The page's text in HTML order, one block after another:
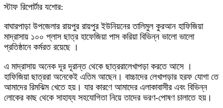
স্টাফ রিপোর্টার যশোর:
বাঘারপাড়া উপজেলার রায়পুর রায়পুর ইউনিয়নের তালিমুল কুরআন হাফিজিয়া
মাদ্রাসায় ১০০ প্লাস ছাত্র হাফেজিয়া পাস করিয়া বিভিন্ন ভালো ভালো
প্রতিষ্ঠানে কর্মরত রয়েছে ।
এ মাদ্রাসায় অনেক দূর দূরান্ত থেকে ছাত্ররালেখাপড়া করতে আসে ।
হাফিজিয়া ছাত্ররা অনেকেই এতিম আছেন। বাচ্চাদের লেখাপড়ার হরফ যোগা তে
আমাদের রিমঝিম খেতে হয়। যার কারণে আমাদের এলাকাবাসীর এবং বিভিন্ন
লোকের কাছ থেকে সাহায্য সহযোগিতা নিয়ে তাদের ভরণ-পোষণ চালাতে হয়।